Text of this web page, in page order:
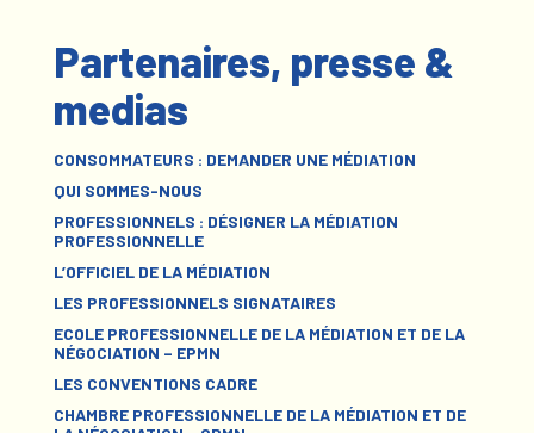
Partenaires, presse &
medias
CONSOMMATEURS : DEMANDER UNE MÉDIATION
QUI SOMMES-NOUS
PROFESSIONNELS : DÉSIGNER LA MÉDIATION
PROFESSIONNELLE
L’OFFICIEL DE LA MÉDIATION
LES PROFESSIONNELS SIGNATAIRES
ECOLE PROFESSIONNELLE DE LA MÉDIATION ET DE LA
NÉGOCIATION – EPMN
LES CONVENTIONS CADRE
CHAMBRE PROFESSIONNELLE DE LA MÉDIATION ET DE